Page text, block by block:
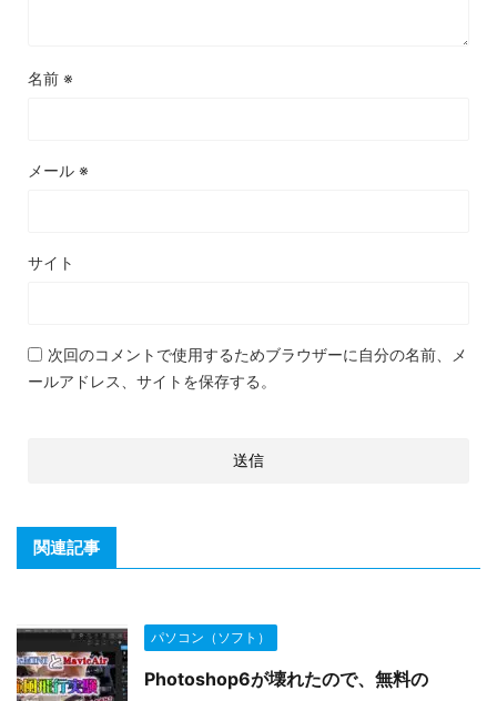
名前 ※
メール ※
サイト
次回のコメントで使用するためブラウザーに自分の名前、メ
ールアドレス、サイトを保存する。
関連記事
パソコン（ソフト）
Photoshop6が壊れたので、無料の